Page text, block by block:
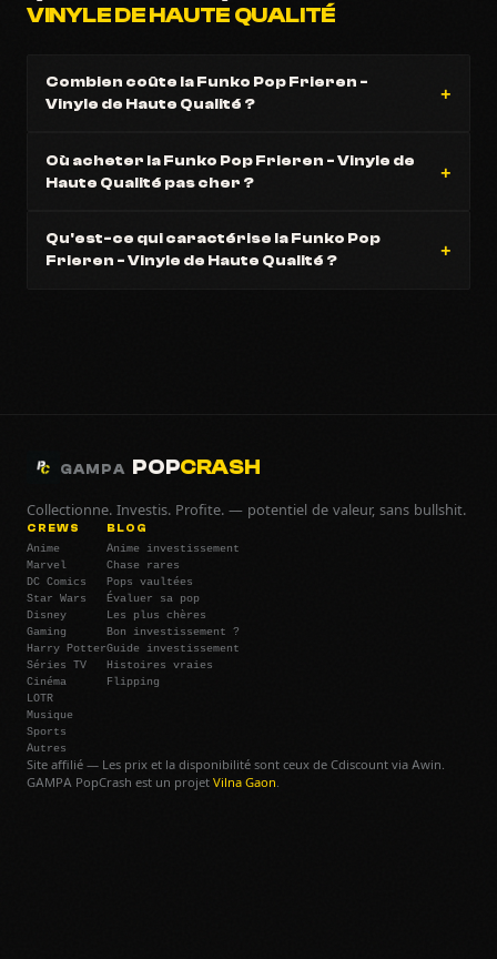
VINYLE DE HAUTE QUALITÉ
Combien coûte la Funko Pop Frieren -
Vinyle de Haute Qualité ?
Où acheter la Funko Pop Frieren - Vinyle de
Haute Qualité pas cher ?
Qu'est-ce qui caractérise la Funko Pop
Frieren - Vinyle de Haute Qualité ?
GAMPA POPCRASH
Collectionne. Investis. Profite. — potentiel de valeur, sans bullshit.
CREWS
Anime
Marvel
DC Comics
Star Wars
Disney
Gaming
Harry Potter
Séries TV
Cinéma
LOTR
Musique
Sports
Autres
BLOG
Anime investissement
Chase rares
Pops vaultées
Évaluer sa pop
Les plus chères
Bon investissement ?
Guide investissement
Histoires vraies
Flipping
Site affilié — Les prix et la disponibilité sont ceux de Cdiscount via Awin.
GAMPA PopCrash est un projet Vilna Gaon.